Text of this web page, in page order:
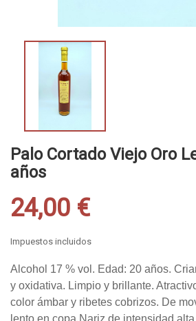
Palo Cortado Viejo Oro
años
24,00 €
Impuestos incluidos
Alcohol 17 % vol. Edad: 20 años.
y oxidativa. Limpio y brillante.
color ámbar y ribetes cobrizos. De
lento en copa.Nariz de intensidad alta